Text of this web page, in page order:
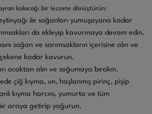
kalacağı bir lezzete dönüştürün:
ile soğanları yumuşayana kadar
da ekleyip kavurmaya devam edin.
soğan ve sarımsakların içerisine alın ve
çekene kadar kavurun.
ocaktan alın ve soğumaya bırakın.
çiğ kıyma, un, haşlanmış pirinç, pişip
kıyma harcını, yumurta ve tüm
araya getirip yoğurun.